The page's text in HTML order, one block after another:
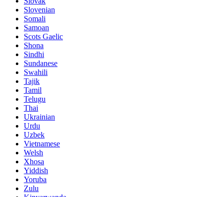
Slovenian
Somali
Samoan
Scots Gaelic
Shona
Sindhi
Sundanese
Swahili
Tajik
Tamil
Telugu
Thai
Ukrainian
Urdu
Uzbek
Vietnamese
Welsh
Xhosa
Yiddish
Yoruba
Zulu